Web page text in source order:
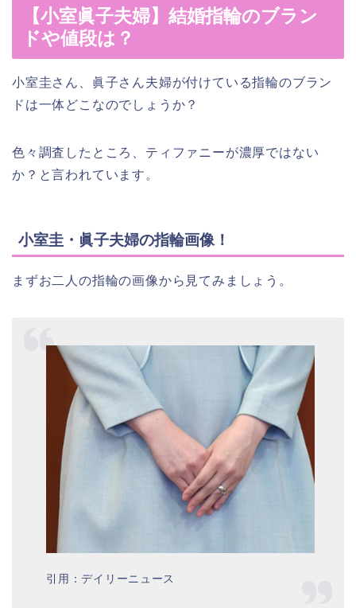
【小室眞子夫婦】結婚指輪のブラン
ドや値段は？
小室圭さん、眞子さん夫婦が付けている指輪のブラン
ドは一体どこなのでしょうか？
色々調査したところ、ティファニーが濃厚ではない
か？と言われています。
小室圭・眞子夫婦の指輪画像！
まずお二人の指輪の画像から見てみましょう。
引用：デイリーニュース